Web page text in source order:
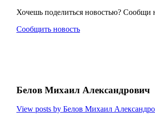
Хочешь поделиться новостью? Сообщи
Сообщить новость
Белов Михаил Александрович
View posts by Белов Михаил